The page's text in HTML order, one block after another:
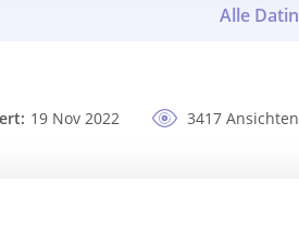
19 Nov 2022 3417 Ansichten